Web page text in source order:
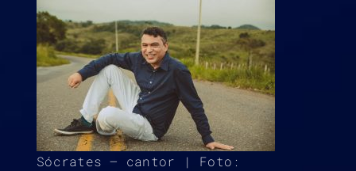
Sócrates – cantor | Foto: